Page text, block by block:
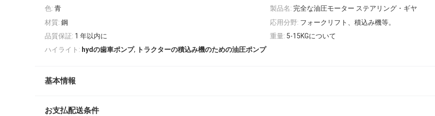
色: 青 製品名: 完全な油圧モーター ステアリング・ギヤ
材質: 鋼 応用分野: フォークリフト、積込み機等。
品質保証: 1 年以内に 重量: 5-15KGについて
ハイライト: hydの歯車ポンプ, トラクターの積込み機のための油圧ポンプ
基本情報
お支払配送条件